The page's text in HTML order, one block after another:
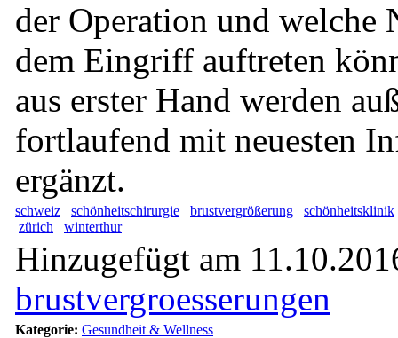
der Operation und welche
dem Eingriff auftreten
aus erster Hand werden
fortlaufend mit neuesten
ergänzt.
schweiz schönheitschirurgie brustvergrößerung
schönheitsklinik
zürich
winterthur
Hinzugefügt am
brustvergroesserungen
Kategorie: Gesundheit & Wellness